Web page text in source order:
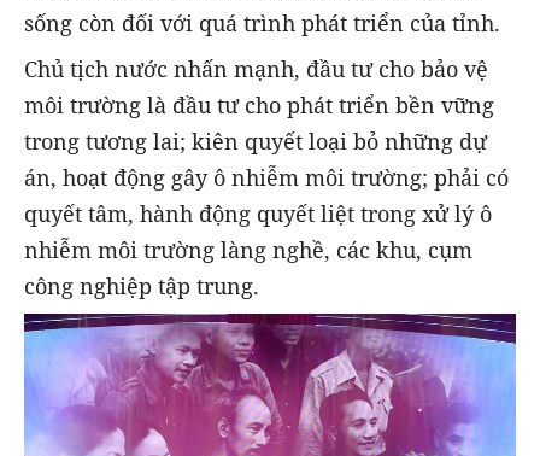
sống còn đối với quá trình phát triển của tỉnh.
Chủ tịch nước nhấn mạnh, đầu tư cho bảo vệ
môi trường là đầu tư cho phát triển bền vững
trong tương lai; kiên quyết loại bỏ những dự
án, hoạt động gây ô nhiễm môi trường; phải có
quyết tâm, hành động quyết liệt trong xử lý ô
nhiễm môi trường làng nghề, các khu, cụm
công nghiệp tập trung.